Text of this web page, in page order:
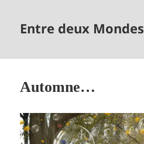
Entre deux Mondes
Automne…